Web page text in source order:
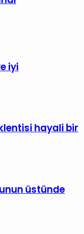
iyi
hayali bir
üstünde